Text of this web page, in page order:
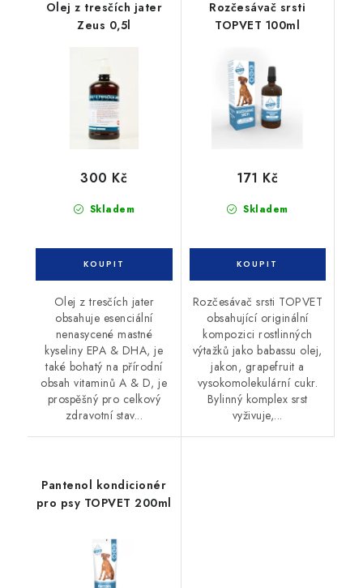
Olej z tresčích jater
Zeus 0,5l
Skladem
300 Kč
Olej z tresčích jater
obsahuje esenciální
nenasycené mastné
kyseliny EPA & DHA, je
také bohatý na přírodní
obsah vitaminů A & D, je
prospěšný pro celkový
zdravotní stav...
Rozčesávač srsti
TOPVET 100ml
Skladem
171 Kč
Rozčesávač srsti TOPVET
obsahující originální
kompozici rostlinných
výtažků jako babassu olej,
jakon, grapefruit a
vysokomolekulární cukr.
Bylinný komplex srst
vyživuje,...
Pantenol kondicionér
pro psy TOPVET 200ml